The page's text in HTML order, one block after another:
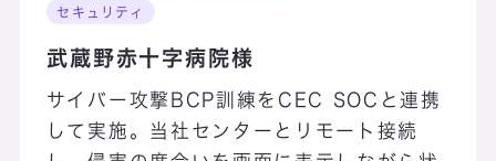
セキュリティ
武蔵野赤十字病院様
サイバー攻撃BCP訓練をCEC SOCと連携
して実施。当社センターとリモート接続